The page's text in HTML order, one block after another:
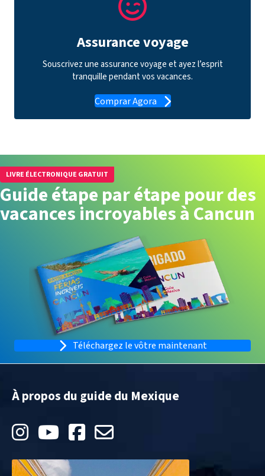
Assurance voyage
Souscrivez une assurance voyage et ayez l’esprit
tranquille pendant vos vacances.
Comprar Agora
LIVRE ÉLECTRONIQUE GRATUIT
Guide étape par étape pour des
vacances incroyables à Cancun
Téléchargez le vôtre maintenant
À propos du guide du Mexique